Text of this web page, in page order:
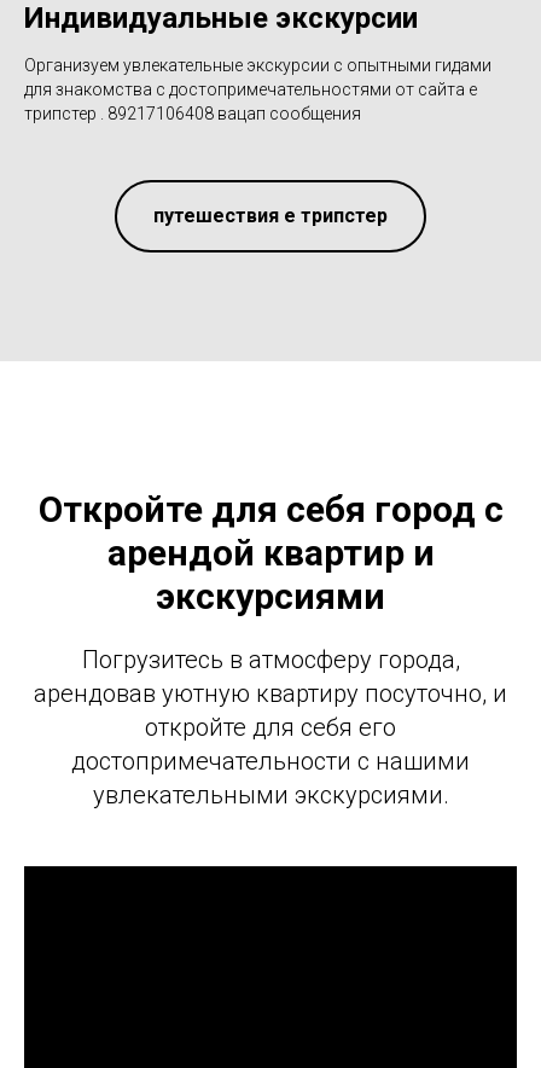
Индивидуальные экскурсии
Организуем увлекательные экскурсии с опытными гидами
для знакомства с достопримечательностями от сайта е
трипстер . 89217106408 вацап сообщения
путешествия е трипстер
Откройте для себя город с
арендой квартир и
экскурсиями
Погрузитесь в атмосферу города,
арендовав уютную квартиру посуточно, и
откройте для себя его
достопримечательности с нашими
увлекательными экскурсиями.